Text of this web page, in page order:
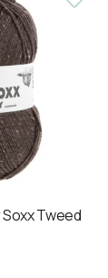
Tweed